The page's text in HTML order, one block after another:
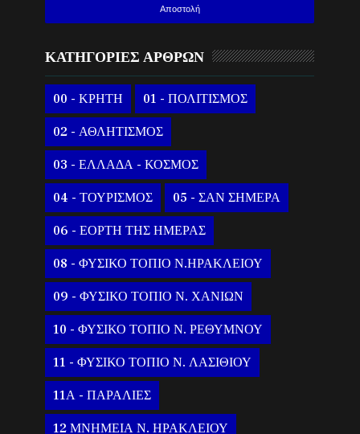
ΚΑΤΗΓΟΡΙΕΣ ΑΡΘΡΩΝ
00 - ΚΡΗΤΗ 01 - ΠΟΛΙΤΙΣΜΟΣ
02 - ΑΘΛΗΤΙΣΜΟΣ
03 - ΕΛΛΑΔΑ - ΚΟΣΜΟΣ
04 - ΤΟΥΡΙΣΜΟΣ 05 - ΣΑΝ ΣΗΜΕΡΑ
06 - ΕΟΡΤΗ ΤΗΣ ΗΜΕΡΑΣ
08 - ΦΥΣΙΚΟ ΤΟΠΙΟ Ν.ΗΡΑΚΛΕΙΟΥ
09 - ΦΥΣΙΚΟ ΤΟΠΙΟ Ν. ΧΑΝΙΩΝ
10 - ΦΥΣΙΚΟ ΤΟΠΙΟ Ν. ΡΕΘΥΜΝΟΥ
11 - ΦΥΣΙΚΟ ΤΟΠΙΟ Ν. ΛΑΣΙΘΙΟΥ
11Α - ΠΑΡΑΛΙΕΣ
12 ΜΝΗΜΕΙΑ Ν. ΗΡΑΚΛΕΙΟΥ